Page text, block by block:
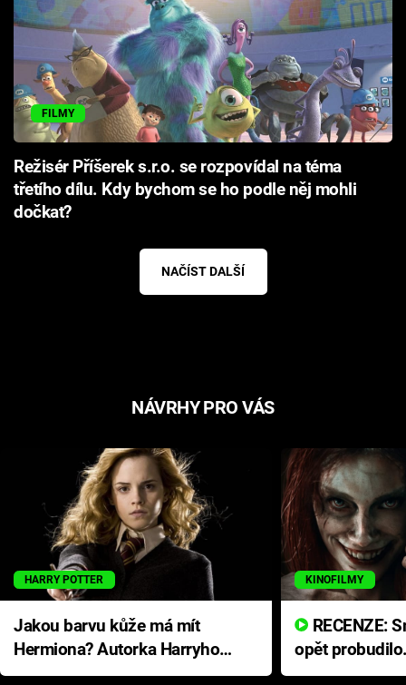
FILMY
Režisér Příšerek s.r.o. se rozpovídal na téma
třetího dílu. Kdy bychom se ho podle něj mohli
dočkat?
NAČÍST DALŠÍ
NÁVRHY PRO VÁS
HARRY POTTER
Jakou barvu kůže má mít
Hermiona? Autorka Harryho
Pottera přišla s ráznou
KINOFILMY
opět
přichází s